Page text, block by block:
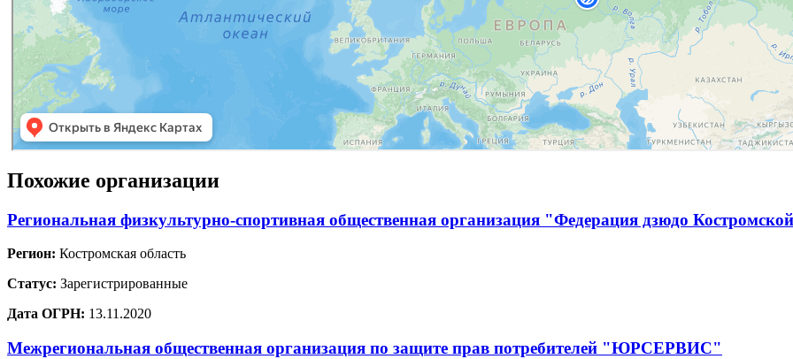
Похожие организации
Региональная физкультурно-спортивная общественная организация "Федерация дзюдо
Регион: Костромская область
Статус: Зарегистрированные
Дата ОГРН: 13.11.2020
Межрегиональная общественная организация по защите прав потребителей "ЮРСЕРВИС"